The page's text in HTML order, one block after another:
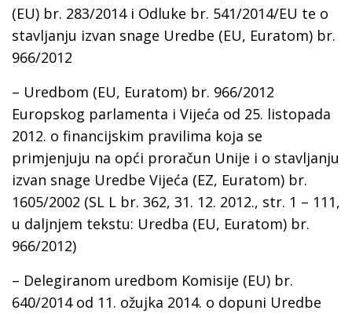
(EU) br. 283/2014 i Odluke br. 541/2014/EU te o
stavljanju izvan snage Uredbe (EU, Euratom) br.
966/2012
– Uredbom (EU, Euratom) br. 966/2012
Europskog parlamenta i Vijeća od 25. listopada
2012. o financijskim pravilima koja se
primjenjuju na opći proračun Unije i o stavljanju
izvan snage Uredbe Vijeća (EZ, Euratom) br.
1605/2002 (SL L br. 362, 31. 12. 2012., str. 1 – 111,
u daljnjem tekstu: Uredba (EU, Euratom) br.
966/2012)
– Delegiranom uredbom Komisije (EU) br.
640/2014 od 11. ožujka 2014. o dopuni Uredbe